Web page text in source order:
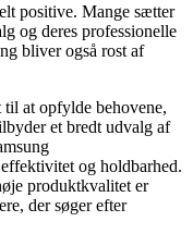
positive. Mange sætter
og deres professionelle
bliver også rost af
til at opfylde behovene,
et bredt udvalg af
og holdbarhed.
produktkvalitet er
der søger efter